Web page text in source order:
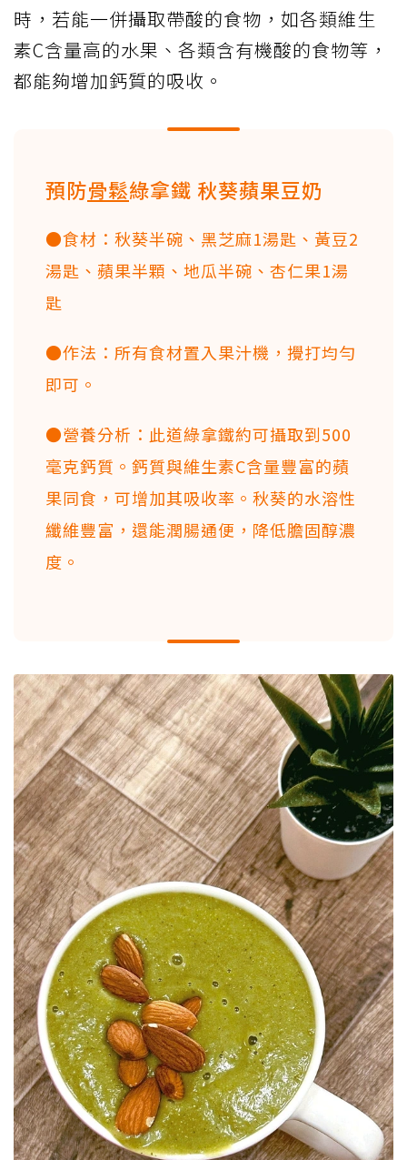
時，若能一併攝取帶酸的食物，如各類維生
素C含量高的水果、各類含有機酸的食物等，
都能夠增加鈣質的吸收。
預防骨鬆綠拿鐵 秋葵蘋果豆奶
●食材：秋葵半碗、黑芝麻1湯匙、黃豆2
湯匙、蘋果半顆、地瓜半碗、杏仁果1湯
匙
●作法：所有食材置入果汁機，攪打均勻
即可。
●營養分析：此道綠拿鐵約可攝取到500
毫克鈣質。鈣質與維生素C含量豐富的蘋
果同食，可增加其吸收率。秋葵的水溶性
纖維豐富，還能潤腸通便，降低膽固醇濃
度。